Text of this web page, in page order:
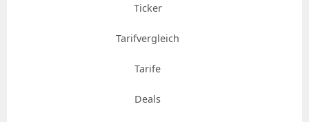
Ticker
Tarifvergleich
Tarife
Deals